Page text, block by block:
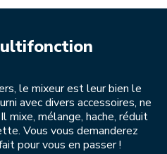
le mixeur est leur bien le
avec divers accessoires, ne
mixe, mélange, hache, réduit
Vous vous demanderez
pour vous en passer !